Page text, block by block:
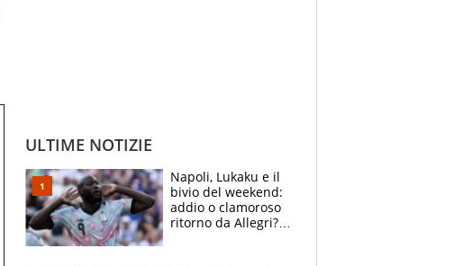
ULTIME NOTIZIE
Napoli, Lukaku e il
bivio del weekend:
addio o clamoroso
ritorno da Allegri?